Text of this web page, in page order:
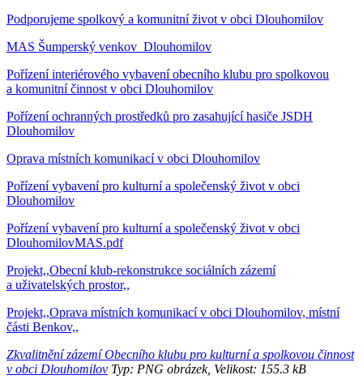
Podporujeme spolkový a komunitní život v obci Dlouhomilov
MAS Šumperský venkov_Dlouhomilov
Pořízení interiérového vybavení obecního klubu pro spolkovou
a komunitní činnost v obci Dlouhomilov
Pořízení ochranných prostředků pro zasahující hasiče JSDH
Dlouhomilov
Oprava místních komunikací v obci Dlouhomilov
Pořízení vybavení pro kulturní a společenský život v obci
Dlouhomilov
Pořízení vybavení pro kulturní a společenský život v obci
DlouhomilovMAS.pdf
Projekt,,Obecní klub-rekonstrukce sociálních zázemí
a uživatelských prostor,,
Projekt,,Oprava místních komunikací v obci Dlouhomilov, místní
části Benkov,,
Zkvalitnění zázemí Obecního klubu pro kulturní a spolkovou činnost
v obci Dlouhomilov Typ: PNG obrázek, Velikost: 155.3 kB